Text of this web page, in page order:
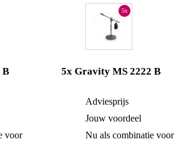
B
voor
5x
5x Gravity MS 2222 B
Adviesprijs
Jouw voordeel
Nu als combinatie voor